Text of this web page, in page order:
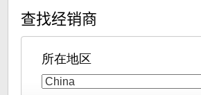
技术规格 Australia
Austria
Brazil
查找经销商
所在地区